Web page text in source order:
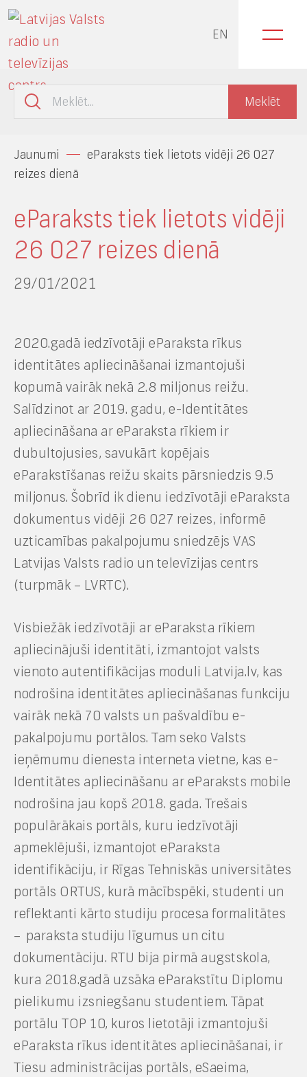
EN
Jaunumi
eParaksts tiek lietots vidēji 26 027
reizes dienā
eParaksts tiek lietots vidēji
26 027 reizes dienā
29/01/2021
2020.gadā iedzīvotāji eParaksta rīkus
identitātes apliecināšanai izmantojuši
kopumā vairāk nekā 2.8 miljonus reižu.
Salīdzinot ar 2019. gadu, e-Identitātes
apliecināšana ar eParaksta rīkiem ir
dubultojusies, savukārt kopējais
eParakstīšanas reižu skaits pārsniedzis 9.5
miljonus. Šobrīd ik dienu iedzīvotāji eParaksta
dokumentus vidēji 26 027 reizes, informē
uzticamības pakalpojumu sniedzējs VAS
Latvijas Valsts radio un televīzijas centrs
(turpmāk – LVRTC).
Visbiežāk iedzīvotāji ar eParaksta rīkiem
apliecinājuši identitāti, izmantojot valsts
vienoto autentifikācijas moduli Latvija.lv, kas
nodrošina identitātes apliecināšanas funkciju
vairāk nekā 70 valsts un pašvaldību e-
pakalpojumu portālos. Tam seko Valsts
ieņēmumu dienesta interneta vietne, kas e-
Identitātes apliecināšanu ar eParaksts mobile
nodrošina jau kopš 2018. gada. Trešais
populārākais portāls, kuru iedzīvotāji
apmeklējuši, izmantojot eParaksta
identifikāciju, ir Rīgas Tehniskās universitātes
portāls ORTUS, kurā mācībspēki, studenti un
reflektanti kārto studiju procesa formalitātes
– paraksta studiju līgumus un citu
dokumentāciju. RTU bija pirmā augstskola,
kura 2018.gadā uzsāka eParakstītu Diplomu
pielikumu izsniegšanu studentiem. Tāpat
portālu TOP 10, kuros lietotāji izmantojuši
eParaksta rīkus identitātes apliecināšanai, ir
Tiesu administrācijas portāls, eSaeima,